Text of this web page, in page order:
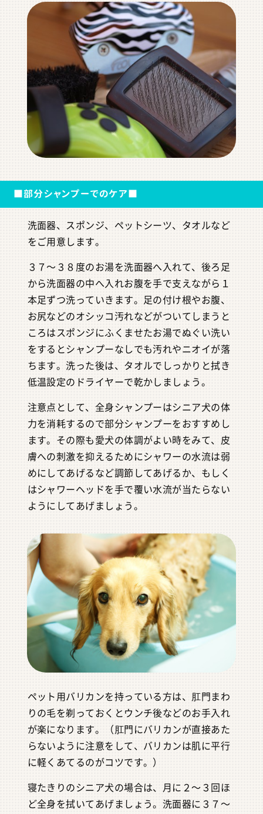
■部分シャンプーでのケア■
洗面器、スポンジ、ペットシーツ、タオルなど
をご用意します。
３７～３８度のお湯を洗面器へ入れて、後ろ足
から洗面器の中へ入れお腹を手で支えながら１
本足ずつ洗っていきます。足の付け根やお腹、
お尻などのオシッコ汚れなどがついてしまうと
ころはスポンジにふくませたお湯でぬぐい洗い
をするとシャンプーなしでも汚れやニオイが落
ちます。洗った後は、タオルでしっかりと拭き
低温設定のドライヤーで乾かしましょう。
注意点として、全身シャンプーはシニア犬の体
力を消耗するので部分シャンプーをおすすめし
ます。その際も愛犬の体調がよい時をみて、皮
膚への刺激を抑えるためにシャワーの水流は弱
めにしてあげるなど調節してあげるか、もしく
はシャワーヘッドを手で覆い水流が当たらない
ようにしてあげましょう。
ペット用バリカンを持っている方は、肛門まわ
りの毛を剃っておくとウンチ後などのお手入れ
が楽になります。（肛門にバリカンが直接あた
らないように注意をして、バリカンは肌に平行
に軽くあてるのがコツです。）
寝たきりのシニア犬の場合は、月に２～３回ほ
ど全身を拭いてあげましょう。洗面器に３７～